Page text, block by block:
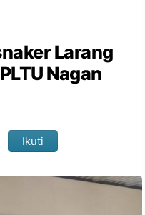
Larang
Nagan
Ikuti